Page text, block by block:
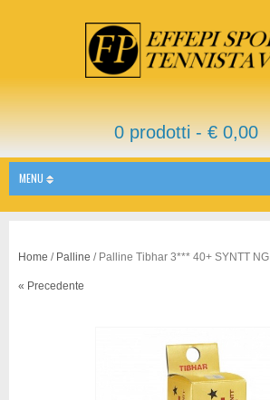
0 prodotti -€0,00
MENU
Home / Palline / Palline Tibhar 3*** 40+ SYNTT NG
« Precedente